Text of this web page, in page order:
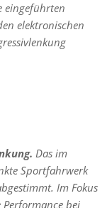
eingeführten
elektronischen
Das im
Sportfahrwerk
Im Fokus
bei